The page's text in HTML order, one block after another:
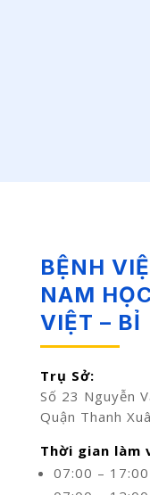
BỆNH
NAM
VIỆT – BỈ
Trụ Sở:
Số 23 Nguyễn
Quận Thanh
Thời gian làm
07:00 –